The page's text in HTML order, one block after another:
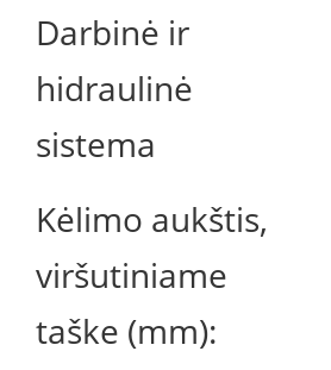
Darbinė ir
hidraulinė
sistema
Kėlimo aukštis,
viršutiniame
taške (mm):